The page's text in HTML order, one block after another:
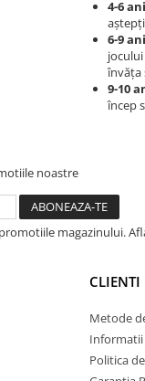
4-6
6-9
învăța
9-10
încep
noastre
magazinului.
CLIENTI
Metode
Politica